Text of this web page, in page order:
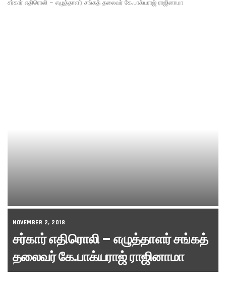
சர்கார் எதிரொலி – எழுத்தாளர் சங்கத் தலைவர் கே.பாக்யராஜ் ராஜினாமா
NOVEMBER 2, 2018
சர்கார் எதிரொலி – எழுத்தாளர் சங்கத்
தலைவர் கே.பாக்யராஜ் ராஜினாமா